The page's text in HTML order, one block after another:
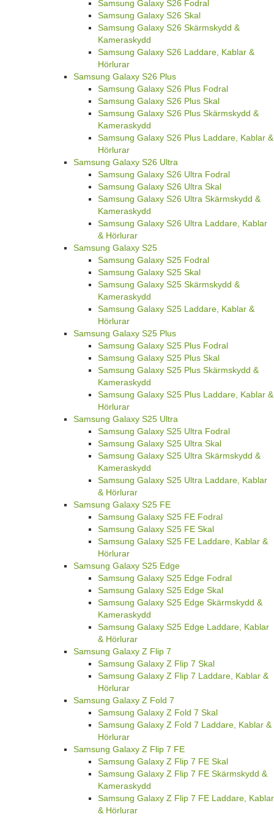
Samsung Galaxy S26 Fodral
Samsung Galaxy S26 Skal
Samsung Galaxy S26 Skärmskydd &
Kameraskydd
Samsung Galaxy S26 Laddare, Kablar &
Hörlurar
Samsung Galaxy S26 Plus
Samsung Galaxy S26 Plus Fodral
Samsung Galaxy S26 Plus Skal
Samsung Galaxy S26 Plus Skärmskydd &
Kameraskydd
Samsung Galaxy S26 Plus Laddare, Kablar &
Hörlurar
Samsung Galaxy S26 Ultra
Samsung Galaxy S26 Ultra Fodral
Samsung Galaxy S26 Ultra Skal
Samsung Galaxy S26 Ultra Skärmskydd &
Kameraskydd
Samsung Galaxy S26 Ultra Laddare, Kablar
& Hörlurar
Samsung Galaxy S25
Samsung Galaxy S25 Fodral
Samsung Galaxy S25 Skal
Samsung Galaxy S25 Skärmskydd &
Kameraskydd
Samsung Galaxy S25 Laddare, Kablar &
Hörlurar
Samsung Galaxy S25 Plus
Samsung Galaxy S25 Plus Fodral
Samsung Galaxy S25 Plus Skal
Samsung Galaxy S25 Plus Skärmskydd &
Kameraskydd
Samsung Galaxy S25 Plus Laddare, Kablar &
Hörlurar
Samsung Galaxy S25 Ultra
Samsung Galaxy S25 Ultra Fodral
Samsung Galaxy S25 Ultra Skal
Samsung Galaxy S25 Ultra Skärmskydd &
Kameraskydd
Samsung Galaxy S25 Ultra Laddare, Kablar
& Hörlurar
Samsung Galaxy S25 FE
Samsung Galaxy S25 FE Fodral
Samsung Galaxy S25 FE Skal
Samsung Galaxy S25 FE Laddare, Kablar &
Hörlurar
Samsung Galaxy S25 Edge
Samsung Galaxy S25 Edge Fodral
Samsung Galaxy S25 Edge Skal
Samsung Galaxy S25 Edge Skärmskydd &
Kameraskydd
Samsung Galaxy S25 Edge Laddare, Kablar
& Hörlurar
Samsung Galaxy Z Flip 7
Samsung Galaxy Z Flip 7 Skal
Samsung Galaxy Z Flip 7 Laddare, Kablar &
Hörlurar
Samsung Galaxy Z Fold 7
Samsung Galaxy Z Fold 7 Skal
Samsung Galaxy Z Fold 7 Laddare, Kablar &
Hörlurar
Samsung Galaxy Z Flip 7 FE
Samsung Galaxy Z Flip 7 FE Skal
Samsung Galaxy Z Flip 7 FE Skärmskydd &
Kameraskydd
Samsung Galaxy Z Flip 7 FE Laddare, Kablar
& Hörlurar